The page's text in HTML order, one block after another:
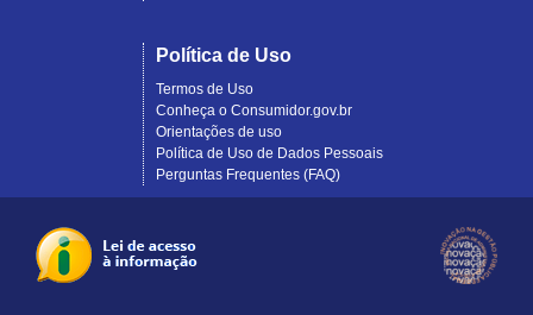
Política de Uso
Termos de Uso
Conheça o Consumidor.gov.br
Orientações de uso
Política de Uso de Dados Pessoais
Perguntas Frequentes (FAQ)